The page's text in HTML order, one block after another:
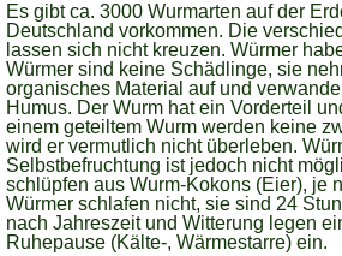
Es gibt ca. 3000 Wurmarten auf der
Deutschland vorkommen. Die
lassen sich nicht kreuzen. Würmer
Würmer sind keine Schädlinge, sie
organisches Material auf und
Humus. Der Wurm hat ein Vorderteil
einem geteiltem Wurm werden keine
wird er vermutlich nicht überleben.
Selbstbefruchtung ist jedoch nicht
schlüpfen aus Wurm-Kokons (Eier), je
Würmer schlafen nicht, sie sind 24
nach Jahreszeit und Witterung legen
Ruhepause (Kälte-, Wärmestarre) ein.